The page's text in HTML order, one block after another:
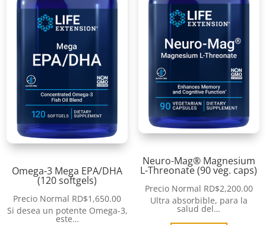
Omega-3 Mega EPA/DHA
(120 softgels)
Precio Normal RD$1,650.00
Si desea un potente Omega-3,
este…
Neuro-Mag® Magnesium
L-Threonate (90 veg. caps)
Precio Normal RD$2,200.00
Ultra absorbible, para la
salud del…